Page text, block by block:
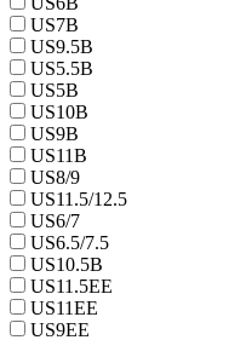
US7B
US9.5B
US5.5B
US5B
US10B
US9B
US11B
US8/9
US11.5/12.5
US6/7
US6.5/7.5
US10.5B
US11.5EE
US11EE
US9EE